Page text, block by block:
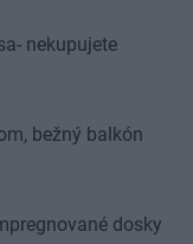
nekupujete
bežný balkón
dosky